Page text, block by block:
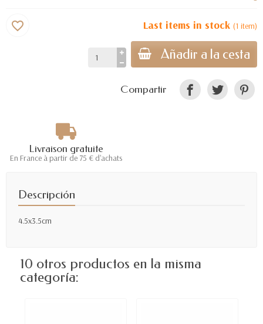
Last items in stock (1 item)
Añadir a la cesta
favorite_border
Compartir
Livraison gratuite
En France à partir de 75 € d'achats
Descripción
4.5x3.5cm
10 otros productos en la misma
categoría: